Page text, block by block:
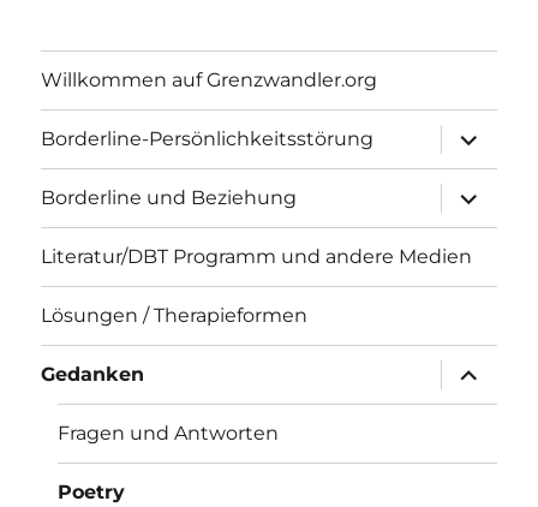
Willkommen auf Grenzwandler.org
Borderline-Persönlichkeitsstörung
öffnen
Borderline und Beziehung
öffnen
Literatur/DBT Programm und andere Medien
Lösungen / Therapieformen
Gedanken
öffnen
Fragen und Antworten
Poetry